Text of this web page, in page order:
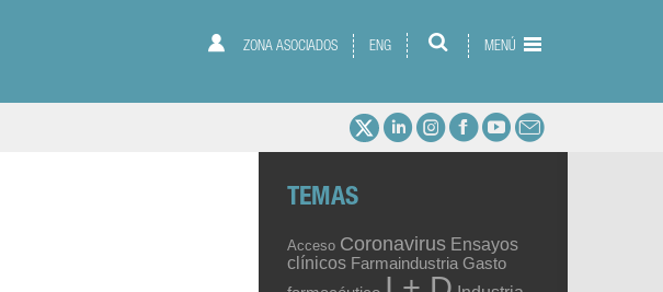
ZONA ASOCIADOS ENG MENÚ
TEMAS
Acceso Coronavirus Ensayos
clínicos Farmaindustria Gasto